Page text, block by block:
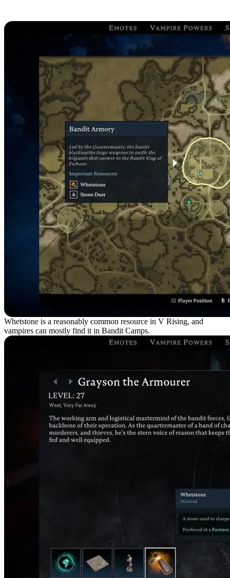
Whetstone is a reasonably common resource in V Rising, and
vampires can mostly find it in Bandit Camps.